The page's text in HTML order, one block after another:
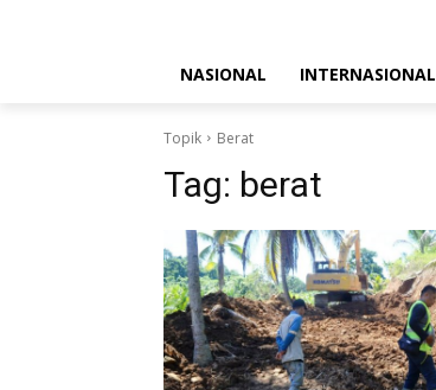
NASIONAL INTERNASIONAL
Topik Berat
Tag: berat